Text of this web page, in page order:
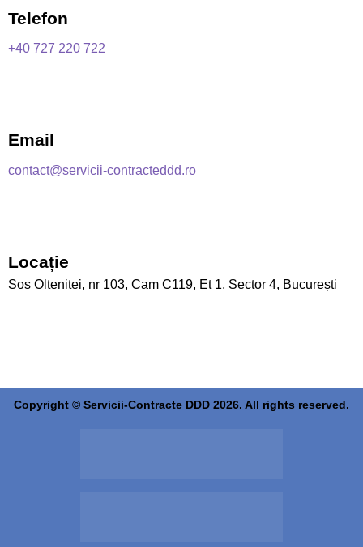
Telefon
+40 727 220 722
Email
contact@servicii-contracteddd.ro
Locație
Sos Oltenitei, nr 103, Cam C119, Et 1, Sector 4, București
Copyright © Servicii-Contracte DDD 2026. All rights reserved.